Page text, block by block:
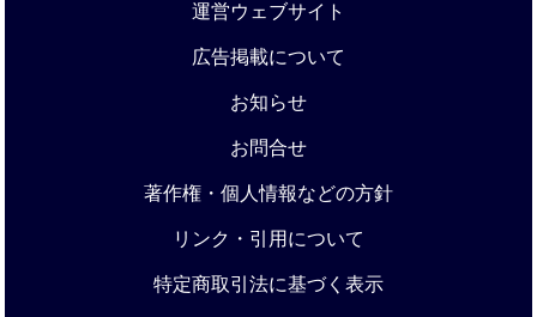
運営ウェブサイト
広告掲載について
お知らせ
お問合せ
著作権・個人情報などの方針
リンク・引用について
特定商取引法に基づく表示